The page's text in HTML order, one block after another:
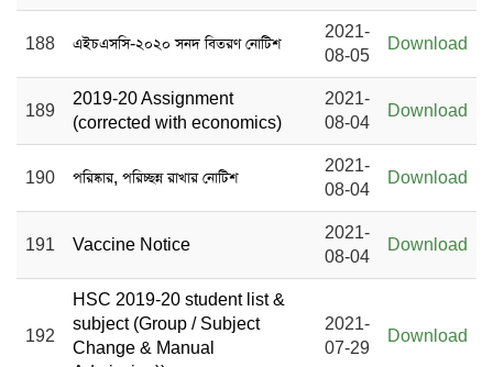
188 এইচএসসি-২০২০ সনদ বিতরণ নোটিশ
2021-
08-05
Download
189
2019-20 Assignment
(corrected with economics)
2021-
08-04
Download
190 পরিষ্কার, পরিচ্ছন্ন রাখার নোটিশ
2021-
08-04
Download
191 Vaccine Notice
2021-
08-04
Download
192
HSC 2019-20 student list &
subject (Group / Subject
Change & Manual
2021-
07-29
Download